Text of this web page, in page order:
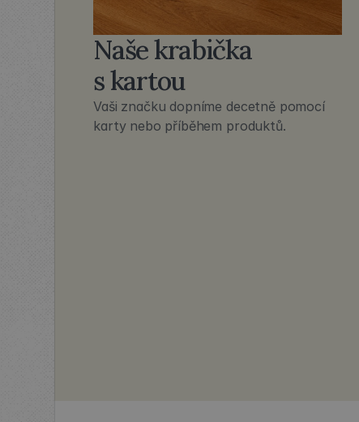
Naše krabička
s kartou
Vaši značku dopníme decetně pomocí
karty nebo příběhem produktů.